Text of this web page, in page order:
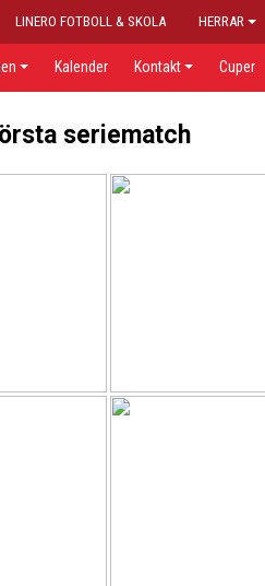
LINERO FOTBOLL & SKOLA HERRAR
Kalender Kontakt Cuper
seriematch